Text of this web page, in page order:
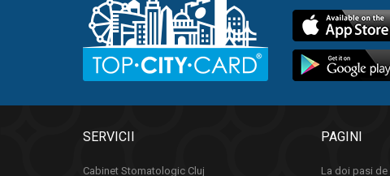
SERVICII
Cabinet Stomatologic Cluj
PAGINI
La doi pasi de